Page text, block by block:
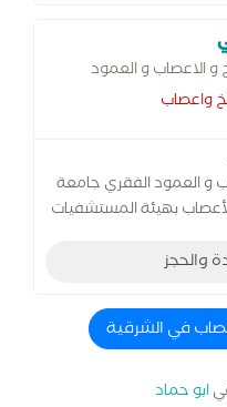
ما بعد الجراحة
و الاعصاب و العمود
واعصاب
و العمود الفقري جامعة
بهيئة المستشفيات
والحجز
في الشرقية
ابو حماد